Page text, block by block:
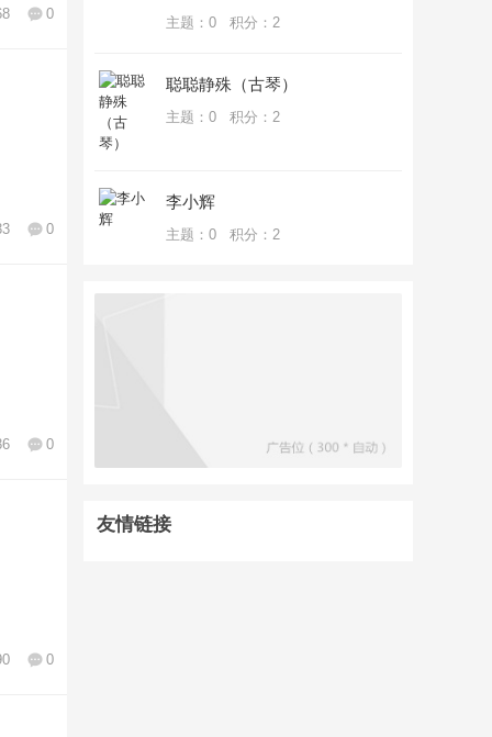
0
0
0
0
主题：0 积分：2
聪聪静殊（古琴）
主题：0 积分：2
李小辉
主题：0 积分：2
友情链接